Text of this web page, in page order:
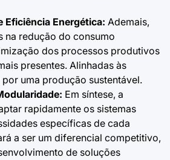
Eficiência Energética: Ademais,
na redução do consumo
dos processos produtivos
presentes. Alinhadas às
uma produção sustentável.
Em síntese, a
rapidamente os sistemas
específicas de cada
a ser um diferencial competitivo,
de soluções